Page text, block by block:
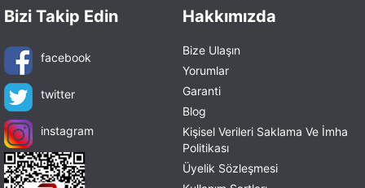
Bizi Takip Edin
facebook
twitter
instagram
Hakkımızda
Bize Ulaşın
Yorumlar
Garanti
Blog
Kişisel Verileri Saklama Ve İmha
Politikası
Üyelik Sözleşmesi